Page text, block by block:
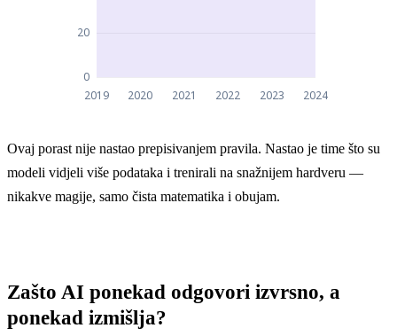
Poboljšanje performansi AI-ja na jezičnom
2019 50
2022 73
Ovaj porast nije nastao prepisivanjem pravila. Nastao je time što su
modeli vidjeli više podataka i trenirali na snažnijem hardveru —
nikakve magije, samo čista matematika i obujam.
Zašto AI ponekad odgovori izvrsno, a
ponekad izmišlja?